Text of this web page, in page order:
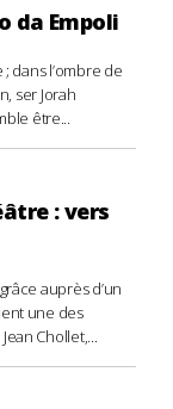
da Empoli
dans l’ombre de
ser Jorah
être...
: vers
auprès d’un
une des
Chollet,...